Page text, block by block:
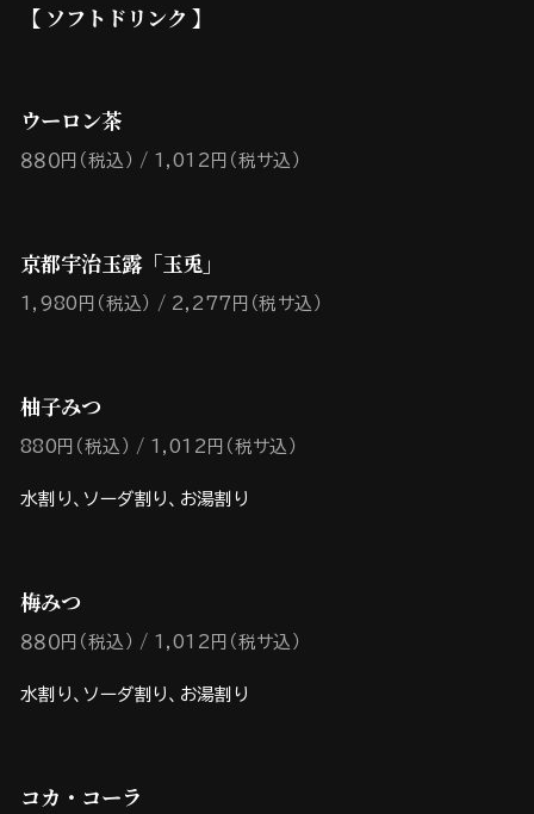
【 ソフトドリンク 】
ウーロン茶
８８０円（税込） 1,012円（税サ込）
京都宇治玉露「玉兎」
1,980円（税込） 2,277円（税サ込）
柚子みつ
880円（税込） 1,012円（税サ込）
水割り、ソーダ割り、お湯割り
梅みつ
８８０円（税込） 1,012円（税サ込）
水割り、ソーダ割り、お湯割り
コカ・コーラ